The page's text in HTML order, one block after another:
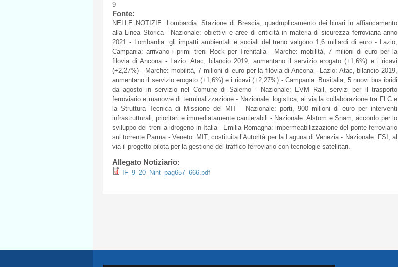
9
Fonte:
NELLE NOTIZIE: Lombardia: Stazione di Brescia, quadruplicamento dei binari in affiancamento
alla Linea Storica - Nazionale: obiettivi e aree di criticità in materia di sicurezza ferroviaria anno
2021 - Lombardia: gli impatti ambientali e sociali del treno valgono 1,6 miliardi di euro - Lazio,
Campania: arrivano i primi treni Rock per Trenitalia - Marche: mobilità, 7 milioni di euro per la
filovia di Ancona - Lazio: Atac, bilancio 2019, aumentano il servizio erogato (+1,6%) e i ricavi
(+2,27%) - Marche: mobilità, 7 milioni di euro per la filovia di Ancona - Lazio: Atac, bilancio 2019,
aumentano il servizio erogato (+1,6%) e i ricavi (+2,27%) - Campania: Busitalia, 5 nuovi bus ibridi
da agosto in servizio nel Comune di Salerno - Nazionale: EVM Rail, servizi per il trasporto
ferroviario e manovre di terminalizzazione - Nazionale: logistica, al via la collaborazione tra FLC e
la Struttura Tecnica di Missione del MIT - Nazionale: porti, 900 milioni di euro per interventi
infrastrutturali, prioritari e immediatamente cantierabili - Nazionale: Alstom e Snam, accordo per lo
sviluppo dei treni a idrogeno in Italia - Emilia Romagna: impermeabilizzazione del ponte ferroviario
sul torrente Parma - Veneto: MIT, costituita l’Autorità per la Laguna di Venezia - Nazionale: FSI, al
via il progetto pilota per la gestione del traffico ferroviario con tecnologie satellitari.
Allegato Notiziario:
IF_9_20_Nint_pag657_666.pdf